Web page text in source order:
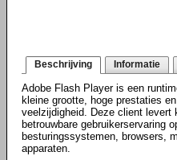
Beschrijving Informatie
Adobe Flash Player is een
kleine grootte, hoge prestaties
veelzijdigheid. Deze client levert
betrouwbare gebruikerservaring
besturingssystemen, browsers,
apparaten.